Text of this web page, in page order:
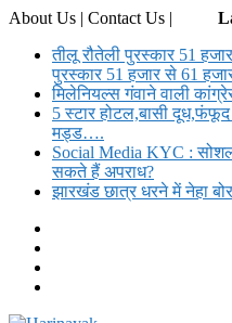
About Us | Contact Us |
तीलू रौतेली पुरस्कार 51
पुरस्कार 51 हजार से 61
मिलेनियल्स गंवाने वाली
5 स्टार होटल,बासी दूध,फंफूद
मड्ड….
Social Media KYC :
सकते हैं अपराध?
झारखंड छात्र धरने में नेहा